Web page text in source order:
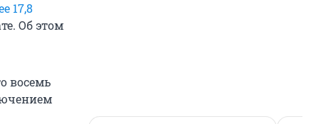
17,8
Об этом
восемь